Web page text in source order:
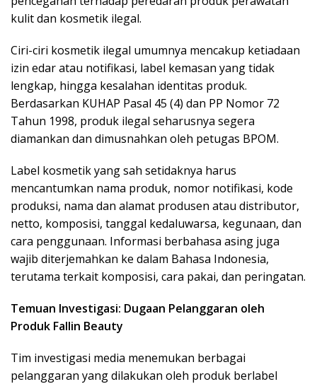
kulit dan kosmetik ilegal.
Ciri-ciri kosmetik ilegal umumnya mencakup ketiadaan
izin edar atau notifikasi, label kemasan yang tidak
lengkap, hingga kesalahan identitas produk.
Berdasarkan KUHAP Pasal 45 (4) dan PP Nomor 72
Tahun 1998, produk ilegal seharusnya segera
diamankan dan dimusnahkan oleh petugas BPOM.
Label kosmetik yang sah setidaknya harus
mencantumkan nama produk, nomor notifikasi, kode
produksi, nama dan alamat produsen atau distributor,
netto, komposisi, tanggal kedaluwarsa, kegunaan, dan
cara penggunaan. Informasi berbahasa asing juga
wajib diterjemahkan ke dalam Bahasa Indonesia,
terutama terkait komposisi, cara pakai, dan peringatan.
Temuan Investigasi: Dugaan Pelanggaran oleh
Produk Fallin Beauty
Tim investigasi media menemukan berbagai
pelanggaran yang dilakukan oleh produk berlabel